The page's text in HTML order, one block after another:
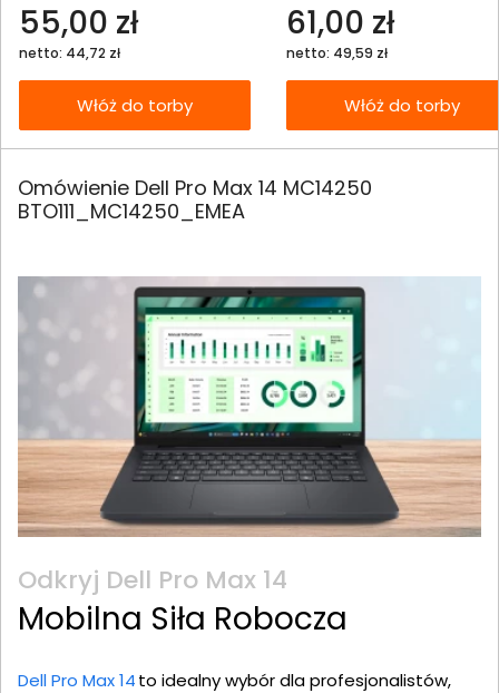
55,00 zł
netto: 44,72 zł
Włóż do torby
61,00 zł
netto: 49,59 zł
Włóż do torby
Omówienie Dell Pro Max 14 MC14250
BTO111_MC14250_EMEA
Odkryj Dell Pro Max 14
Mobilna Siła Robocza
Dell Pro Max 14to idealny wybór dla profesjonalistów,